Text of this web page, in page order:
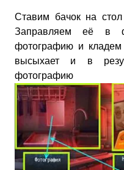
Ставим бачок на
Заправляем её в
фотографию и
высыхает и в
фотографию